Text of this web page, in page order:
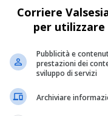
vari
le stelle.
presentazione
cabaret «Il
20 cena «Pro
Corriere
per
Pubblicità e
prestazioni dei
sviluppo di servizi
Archiviare